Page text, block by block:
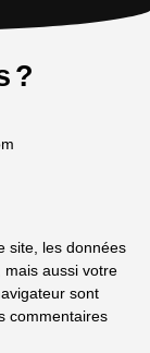
?
site, les données
mais aussi votre
sont
commentaires